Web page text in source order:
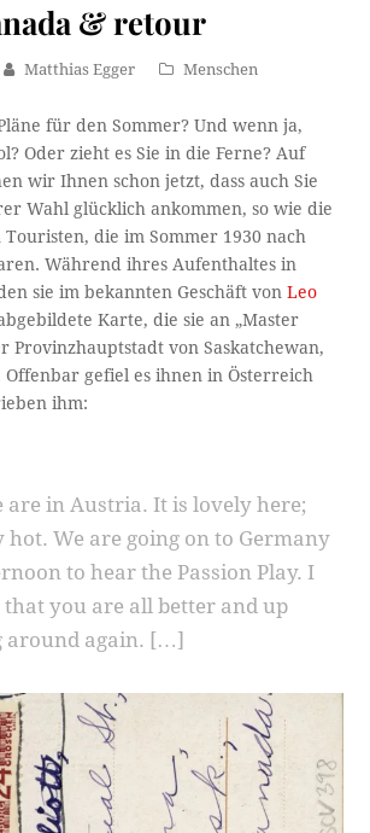
& retour
Matthias Egger Menschen
für den Sommer? Und wenn ja,
Oder zieht es Sie in die Ferne? Auf
wir Ihnen schon jetzt, dass auch Sie
Wahl glücklich ankommen, so wie die
die im Sommer 1930 nach
Während ihres Aufenthaltes in
sie im bekannten Geschäft vonLeo
Karte, die sie an „Master
Provinzhauptstadt von Saskatchewan,
Offenbar gefiel es ihnen in Österreich
ihm:
are in Austria. It is lovely here;
hot. We are going on to Germany
to hear the Passion Play. I
that you are all better and up
around again. […]